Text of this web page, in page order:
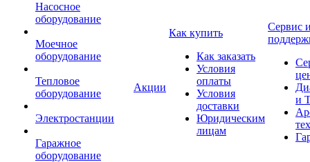
Насосное
оборудование
Моечное
оборудование
Тепловое
оборудование
Электростанции
Гаражное
оборудование
Акции
Как купить
Как заказать
Условия
оплаты
Условия
доставки
Юридическим
лицам
Сервис
и